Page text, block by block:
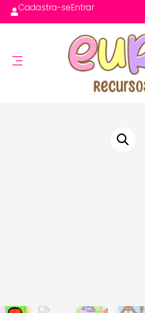
Cadastra-seEntrar